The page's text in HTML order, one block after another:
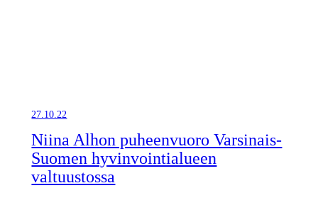
27.10.22
Niina Alhon puheenvuoro Varsinais-
Suomen hyvinvointialueen
valtuustossa